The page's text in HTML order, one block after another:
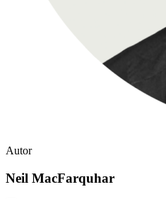
Autor
Neil MacFarquhar